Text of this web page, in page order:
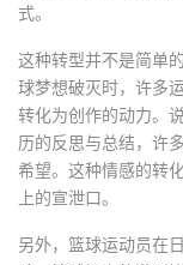
式。
这种转型并不是简单
球梦想破灭时，许多
转化为创作的动力。
历的反思与总结，许
希望。这种情感的转
上的宣泄口。
另外，篮球运动员在